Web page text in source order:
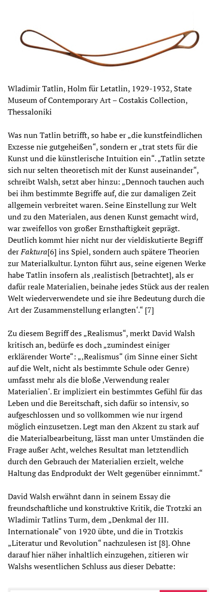
Wladimir Tatlin, Holm für Letatlin, 1929-1932, State
Museum of Contemporary Art – Costakis Collection,
Thessaloniki
Was nun Tatlin betrifft, so habe er „die kunstfeindlichen
Exzesse nie gutgeheißen“, sondern er „trat stets für die
Kunst und die künstlerische Intuition ein“. „Tatlin setzte
sich nur selten theoretisch mit der Kunst auseinander“,
schreibt Walsh, setzt aber hinzu: „Dennoch tauchen auch
bei ihm bestimmte Begriffe auf, die zur damaligen Zeit
allgemein verbreitet waren. Seine Einstellung zur Welt
und zu den Materialen, aus denen Kunst gemacht wird,
war zweifellos von großer Ernsthaftigkeit geprägt.
Deutlich kommt hier nicht nur der vieldiskutierte Begriff
derFaktura[6] ins Spiel, sondern auch spätere Theorien
zur Materialkultur. Lynton führt aus, seine eigenen Werke
habe Tatlin insofern als ‚realistisch [betrachtet], als er
dafür reale Materialien, beinahe jedes Stück aus der realen
Welt wiederverwendete und sie ihre Bedeutung durch die
Art der Zusammenstellung erlangten‘.“ [7]
Zu diesem Begriff des „Realismus“, merkt David Walsh
kritisch an, bedürfe es doch „zumindest einiger
erklärender Worte“: „‚Realismus“ (im Sinne einer Sicht
auf die Welt, nicht als bestimmte Schule oder Genre)
umfasst mehr als die bloße ‚Verwendung realer
Materialien‘. Er impliziert ein bestimmtes Gefühl für das
Leben und die Bereitschaft, sich dafür so intensiv, so
aufgeschlossen und so vollkommen wie nur irgend
möglich einzusetzen. Legt man den Akzent zu stark auf
die Materialbearbeitung, lässt man unter Umständen die
Frage außer Acht, welches Resultat man letztendlich
durch den Gebrauch der Materialien erzielt, welche
Haltung das Endprodukt der Welt gegenüber einnimmt.“
David Walsh erwähnt dann in seinem Essay die
freundschaftliche und konstruktive Kritik, die Trotzki an
Wladimir Tatlins Turm, dem „Denkmal der III.
Internationale“ von 1920 übte, und die in Trotzkis
„Literatur und Revolution“ nachzulesen ist [8]. Ohne
darauf hier näher inhaltlich einzugehen, zitieren wir
Walshs wesentlichen Schluss aus dieser Debatte: